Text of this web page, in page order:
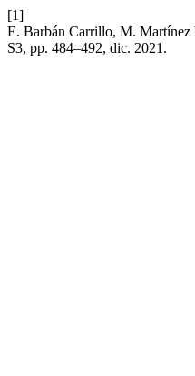
[1]
E. Barbán Carrillo, M. Martínez
S3, pp. 484–492, dic. 2021.